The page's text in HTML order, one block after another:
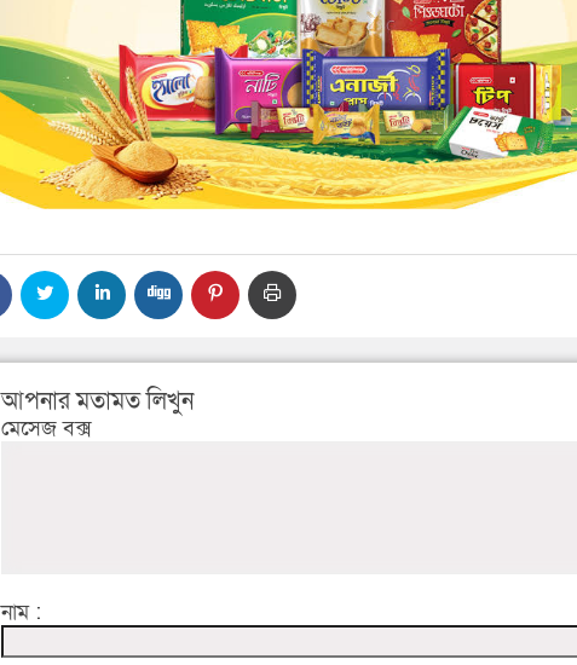
আপনার মতামত লিখুন
মেসেজ বক্স
নাম :